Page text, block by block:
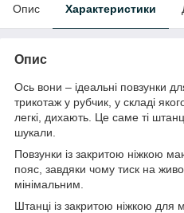
Опис Характеристики
Опис
Ось вони – ідеальні повзунки
трикотаж у рубчик, у складі
легкі, дихають. Це саме ті
шукали.
Повзунки із закритою ніжкою
пояс, завдяки чому тиск на
мінімальним.
Штанці із закритою ніжкою для